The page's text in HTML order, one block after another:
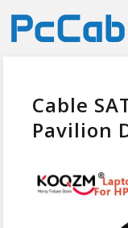
Cable
Pavilion